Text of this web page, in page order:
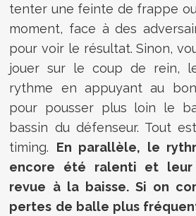
tenter une feinte de frappe
moment, face à des
pour voir le résultat. Sinon,
jouer sur le coup de rein,
rythme en appuyant au
pour pousser plus loin le
bassin du défenseur. Tout
timing. En parallèle, le
encore été ralenti et
revue à la baisse. Si on
pertes de balle plus